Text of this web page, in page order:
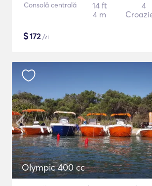
Consolă centrală
14 ft
4 m
4
$172/zi
Olympic 400 cc